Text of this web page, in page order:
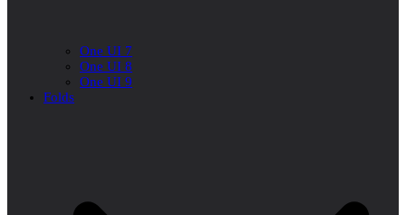
One UI 7
One UI 8
One UI 9
Folds